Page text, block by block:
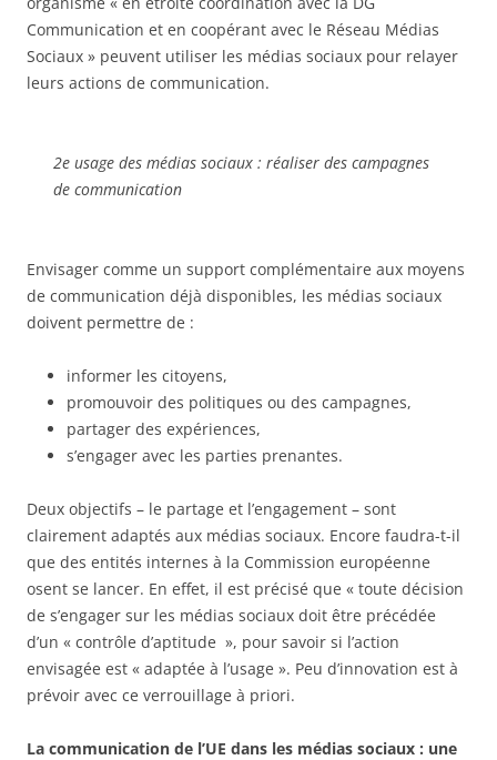
Communication et en coopérant avec le Réseau Médias
Sociaux » peuvent utiliser les médias sociaux pour relayer
leurs actions de communication.
2e usage des médias sociaux : réaliser des campagnes
de communication
Envisager comme un support complémentaire aux moyens
de communication déjà disponibles, les médias sociaux
doivent permettre de :
informer les citoyens,
promouvoir des politiques ou des campagnes,
partager des expériences,
s’engager avec les parties prenantes.
Deux objectifs – le partage et l’engagement – sont
clairement adaptés aux médias sociaux. Encore faudra-t-il
que des entités internes à la Commission européenne
osent se lancer. En effet, il est précisé que « toute décision
de s’engager sur les médias sociaux doit être précédée
d’un « contrôle d’aptitude », pour savoir si l’action
envisagée est « adaptée à l’usage ». Peu d’innovation est à
prévoir avec ce verrouillage à priori.
La communication de l’UE dans les médias sociaux : une